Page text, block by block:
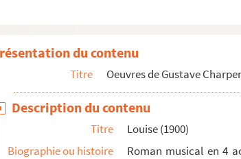
du contenu
Titre Oeuvres de Gustave
Description du contenu
Titre
Louise (1900)
Biographie ou histoire
Roman musical en 4